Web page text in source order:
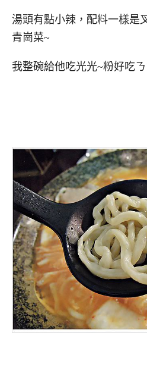
湯頭有點小辣，配料一樣是
青崗菜~
我整碗給他吃光光~粉好吃